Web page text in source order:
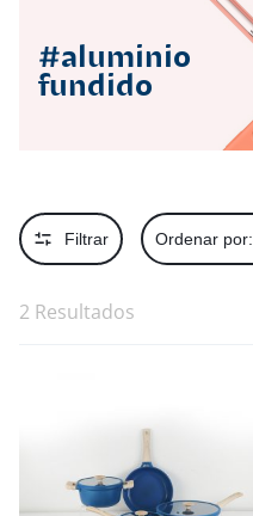
#aluminio
fundido
Filtrar Ordenar por:
2 Resultados